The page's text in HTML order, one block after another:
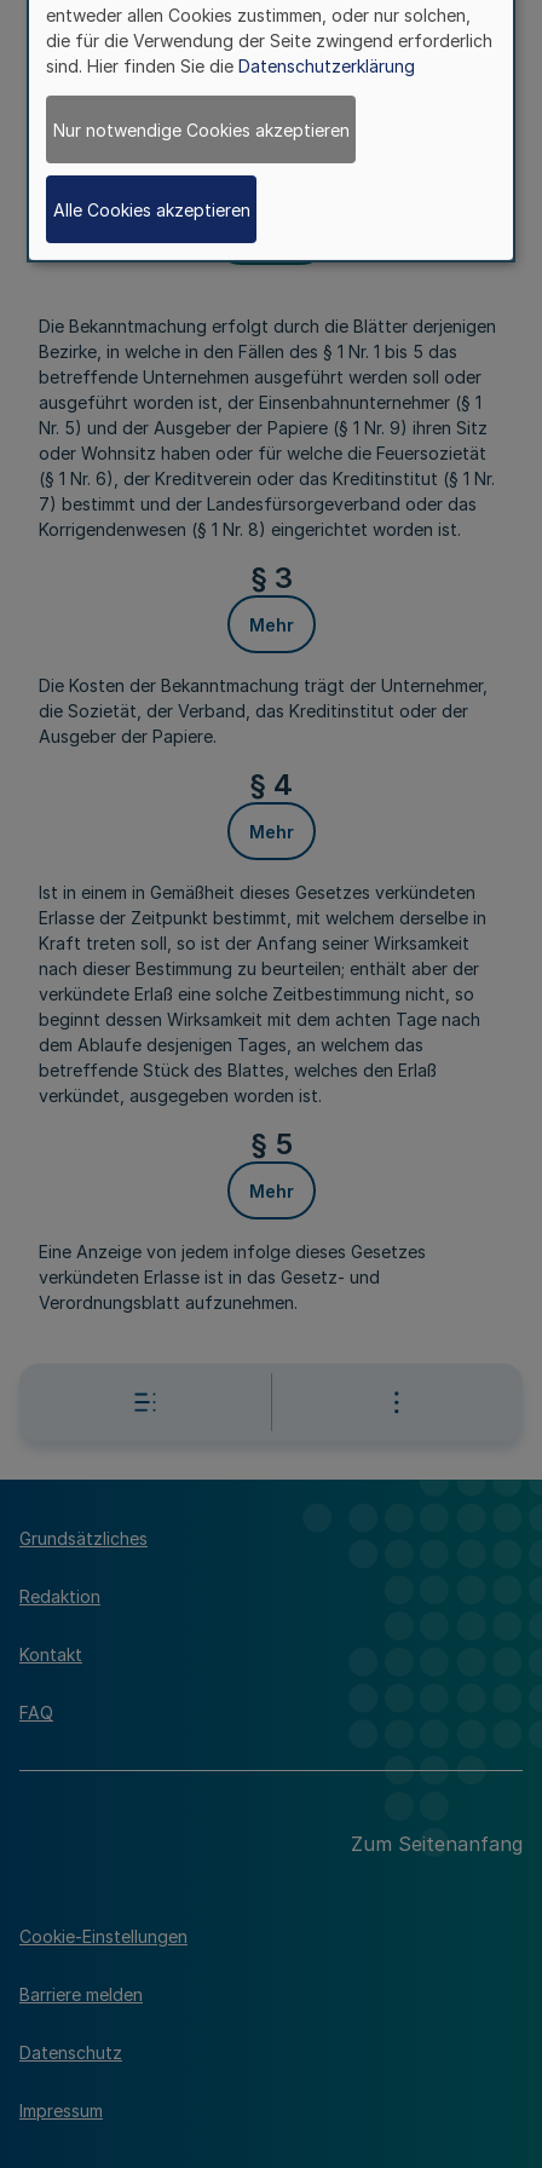
Erlasse und Urkunden, auch wenn diese selbst durch die
Gesetzsammlung bekanntgemacht worden sind.
§ 2
Die Bekanntmachung erfolgt durch die Blätter derjenigen
Bezirke, in welche in den Fällen des § 1 Nr. 1 bis 5 das
betreffende Unternehmen ausgeführt werden soll oder
ausgeführt worden ist, der Einsenbahnunternehmer (§ 1
Nr. 5) und der Ausgeber der Papiere (§ 1 Nr. 9) ihren Sitz
oder Wohnsitz haben oder für welche die Feuersozietät
(§ 1 Nr. 6), der Kreditverein oder das Kreditinstitut (§ 1 Nr.
7) bestimmt und der Landesfürsorgeverband oder das
Korrigendenwesen (§ 1 Nr. 8) eingerichtet worden ist.
§ 3
Mehr
Die Kosten der Bekanntmachung trägt der Unternehmer,
die Sozietät, der Verband, das Kreditinstitut oder der
Ausgeber der Papiere.
§ 4
Mehr
Ist in einem in Gemäßheit dieses Gesetzes verkündeten
Erlasse der Zeitpunkt bestimmt, mit welchem derselbe in
Kraft treten soll, so ist der Anfang seiner Wirksamkeit
nach dieser Bestimmung zu beurteilen; enthält aber der
verkündete Erlaß eine solche Zeitbestimmung nicht, so
beginnt dessen Wirksamkeit mit dem achten Tage nach
dem Ablaufe desjenigen Tages, an welchem das
betreffende Stück des Blattes, welches den Erlaß
verkündet, ausgegeben worden ist.
§ 5
Mehr
Eine Anzeige von jedem infolge dieses Gesetzes
verkündeten Erlasse ist in das Gesetz- und
Verordnungsblatt aufzunehmen.
Grundsätzliches
Redaktion
Kontakt
FAQ
Zum Seitenanfang
Cookie-Einstellungen
Barriere melden
Datenschutz
Impressum
entweder allen Cookies zustimmen, oder nur solchen,
die für die Verwendung der Seite zwingend erforderlich
sind. Hier finden Sie die Datenschutzerklärung
Nur notwendige Cookies akzeptieren
Alle Cookies akzeptieren